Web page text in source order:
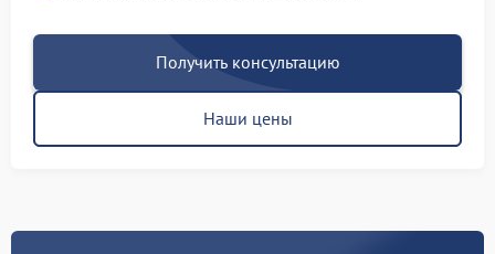
Получить консультацию
Наши цены